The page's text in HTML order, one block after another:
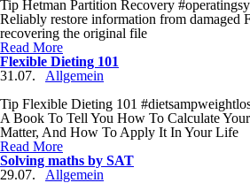
Tip Hetman Partition Recovery
Reliably restore information from damaged
recovering the original file
Read More
Flexible Dieting 101
31.07.
Allgemein
Tip Flexible Dieting 101
A Book To Tell You How To Calculate
Matter, And How To Apply It In Your Life
Read More
Solving maths by SAT
29.07.
Allgemein